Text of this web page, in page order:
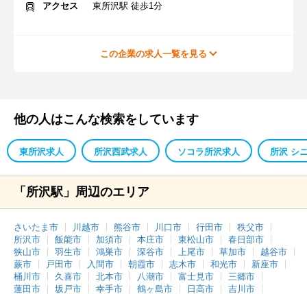
アクセス
東所沢駅 徒歩1分
この企業の求人一覧を見る
他の人はこんな検索をしています
東所沢求人 所沢西武求人 ソコラ所沢求人 所沢 シ
「所沢駅」周辺のエリア
さいたま市 川越市 熊谷市 川口市 行田市
秩父市
所沢市
飯能市 加須市 本庄市 東松山市
春日部市
狭山市
羽生市 鴻巣市 深谷市 上尾市 草加市
越谷市
蕨市
戸田市 入間市 朝霞市 志木市 和光市
新座市
桶川市
久喜市 北本市 八潮市 富士見市
三郷市
蓮田市
坂戸市 幸手市 鶴ヶ島市 日高市 吉川市